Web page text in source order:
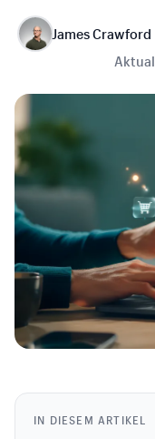
James Crawford
IN DIESEM ARTIKEL